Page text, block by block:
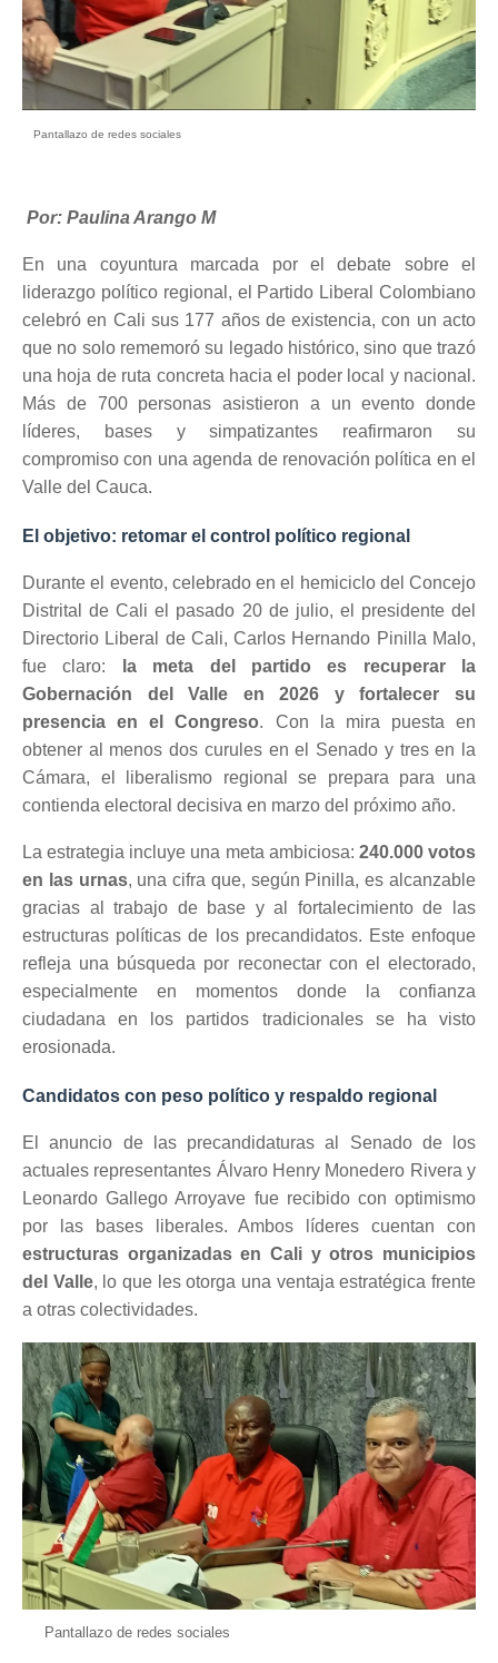
Pantallazo de redes sociales
Por: Paulina Arango M
En una coyuntura marcada por el debate sobre el
liderazgo político regional, el Partido Liberal Colombiano
celebró en Cali sus 177 años de existencia, con un acto
que no solo rememoró su legado histórico, sino que trazó
una hoja de ruta concreta hacia el poder local y nacional.
Más de 700 personas asistieron a un evento donde
líderes, bases y simpatizantes reafirmaron su
compromiso con una agenda de renovación política en el
Valle del Cauca.
El objetivo: retomar el control político regional
Durante el evento, celebrado en el hemiciclo del Concejo
Distrital de Cali el pasado 20 de julio, el presidente del
Directorio Liberal de Cali, Carlos Hernando Pinilla Malo,
fue claro:
la meta del partido es recuperar la
Gobernación del Valle en 2026 y fortalecer su
presencia en el Congreso. Con la mira puesta en
obtener al menos dos curules en el Senado y tres en la
Cámara, el liberalismo regional se prepara para una
contienda electoral decisiva en marzo del próximo año.
La estrategia incluye una meta ambiciosa: 240.000 votos
en las urnas, una cifra que, según Pinilla, es alcanzable
gracias al trabajo de base y al fortalecimiento de las
estructuras políticas de los precandidatos. Este enfoque
refleja una búsqueda por reconectar con el electorado,
especialmente en momentos donde la confianza
ciudadana en los partidos tradicionales se ha visto
erosionada.
Candidatos con peso político y respaldo regional
El anuncio de las precandidaturas al Senado de los
actuales representantes Álvaro Henry Monedero Rivera y
Leonardo Gallego Arroyave fue recibido con optimismo
por las bases liberales. Ambos líderes cuentan con
estructuras organizadas en Cali y otros municipios
del Valle, lo que les otorga una ventaja estratégica frente
a otras colectividades.
Pantallazo de redes sociales